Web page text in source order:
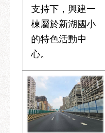
支持下，興建一
棟屬於新湖國小
的特色活動中
心。